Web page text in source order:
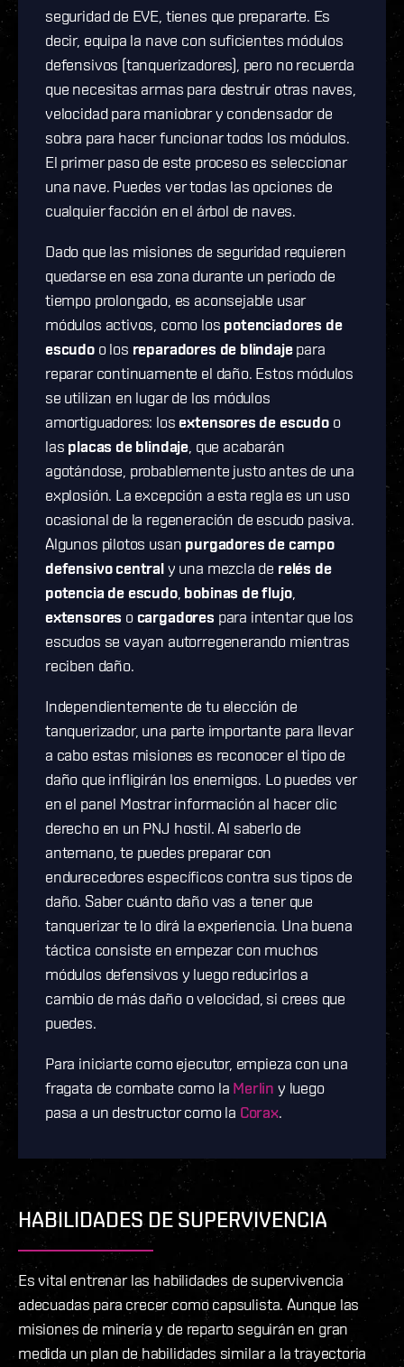
seguridad de EVE, tienes que prepararte. Es
decir, equipa la nave con suficientes módulos
defensivos (tanquerizadores), pero no recuerda
que necesitas armas para destruir otras naves,
velocidad para maniobrar y condensador de
sobra para hacer funcionar todos los módulos.
El primer paso de este proceso es seleccionar
una nave. Puedes ver todas las opciones de
cualquier facción en el árbol de naves.
Dado que las misiones de seguridad requieren
quedarse en esa zona durante un periodo de
tiempo prolongado, es aconsejable usar
módulos activos, como los potenciadores de
escudoo los reparadores de blindajepara
reparar continuamente el daño. Estos módulos
se utilizan en lugar de los módulos
amortiguadores: los extensores de escudoo
las placas de blindaje, que acabarán
agotándose, probablemente justo antes de una
explosión. La excepción a esta regla es un uso
ocasional de la regeneración de escudo pasiva.
Algunos pilotos usan purgadores de campo
defensivo centraly una mezcla de relés de
potencia de escudo, bobinas de flujo,
extensores o cargadores para intentar que los
escudos se vayan autorregenerando mientras
reciben daño.
Independientemente de tu elección de
tanquerizador, una parte importante para llevar
a cabo estas misiones es reconocer el tipo de
daño que infligirán los enemigos. Lo puedes ver
en el panel Mostrar información al hacer clic
derecho en un PNJ hostil. Al saberlo de
antemano, te puedes preparar con
endurecedores específicos contra sus tipos de
daño. Saber cuánto daño vas a tener que
tanquerizar te lo dirá la experiencia. Una buena
táctica consiste en empezar con muchos
módulos defensivos y luego reducirlos a
cambio de más daño o velocidad, si crees que
puedes.
Para iniciarte como ejecutor, empieza con una
fragata de combate como la Merlin y luego
pasa a un destructor como la Corax.
HABILIDADES DE SUPERVIVENCIA
Es vital entrenar las habilidades de supervivencia
adecuadas para crecer como capsulista. Aunque las
misiones de minería y de reparto seguirán en gran
medida un plan de habilidades similar a la trayectoria